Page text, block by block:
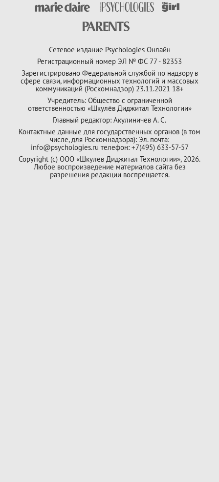
Сетевое издание Psychologies Онлайн
Регистрационный номер ЭЛ № ФС 77 - 82353
Зарегистрировано Федеральной службой по надзору в
сфере связи, информационных технологий и массовых
коммуникаций (Роскомнадзор) 23.11.2021 18+
Учредитель: Общество с ограниченной
ответственностью «Шкулёв Диджитал Технологии»
Главный редактор: Акулиничев А. С.
Контактные данные для государственных органов (в том
числе, для Роскомнадзора): Эл. почта:
info@psychologies.ru телефон: +7(495) 633-57-57
Copyright (с) ООО «Шкулёв Диджитал Технологии», 2026.
Любое воспроизведение материалов сайта без
разрешения редакции воспрещается.